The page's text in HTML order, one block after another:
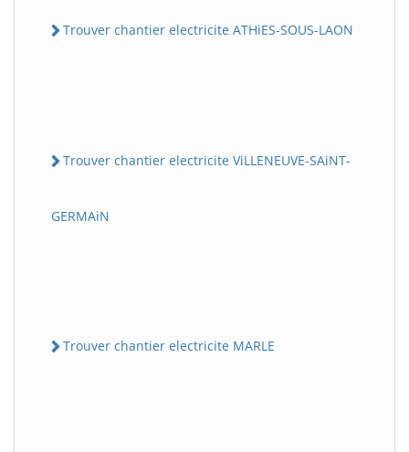
Trouver chantier electricite ATHiES-SOUS-LAON
Trouver chantier electricite ViLLENEUVE-SAiNT-
GERMAiN
Trouver chantier electricite MARLE